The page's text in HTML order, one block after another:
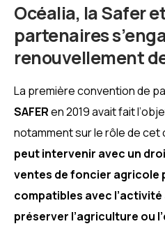
Océalia, la Safer
partenaires
renouvellement
La première convention de
SAFERen 2019 avait fait
notamment sur le rôle de cet
peut intervenir avec un
ventes de foncier agricole
compatibles avec
préserver l’agriculture ou